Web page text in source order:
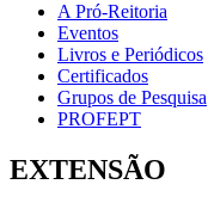
A Pró-Reitoria
Eventos
Livros e Periódicos
Certificados
Grupos de Pesquisa
PROFEPT
EXTENSÃO